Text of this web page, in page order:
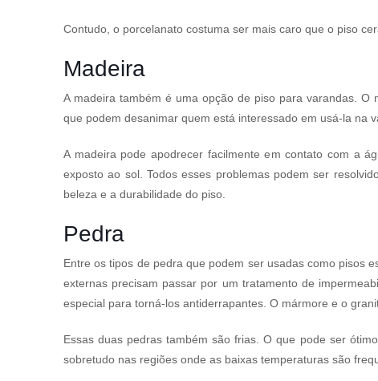
Contudo, o porcelanato costuma ser mais caro que o piso
Madeira
A madeira também é uma opção de piso para varandas. O
que podem desanimar quem está interessado em usá-la na
A madeira pode apodrecer facilmente em contato com a
exposto ao sol. Todos esses problemas podem ser
beleza e a durabilidade do piso.
Pedra
Entre os tipos de pedra que podem ser usadas como pisos
externas precisam passar por um tratamento de
especial para torná-los antiderrapantes. O mármore e o
Essas duas pedras também são frias. O que pode ser
sobretudo nas regiões onde as baixas temperaturas são